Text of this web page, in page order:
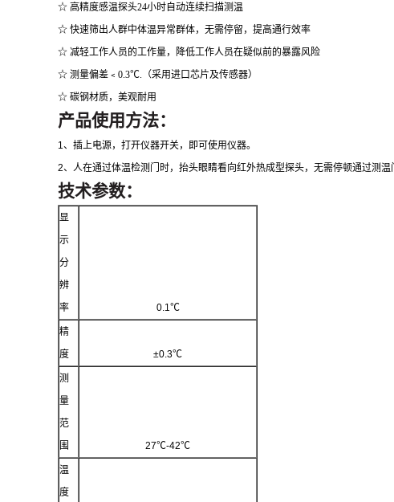
☆ 高精度感温探头24小时自动连续扫描测温
☆ 快速筛出人群中体温异常群体，无需停留，提高通行效率
☆ 减轻工作人员的工作量，降低工作人员在疑似前的暴露风险
☆ 测量偏差﹤0.3℃.（采用进口芯片及传感器）
☆ 碳钢材质，美观耐用
产品使用方法：
1 、插上电源，打开仪器开关，即可使用仪器。
2、 人在通过体温检测门时，抬头眼睛看向红外热成型探头，无需停顿通过测温
技术参数：
显
示
分
辨
率
0.1℃
精
度
±0. 3℃
测
量
范
围
27℃-42℃
温
度